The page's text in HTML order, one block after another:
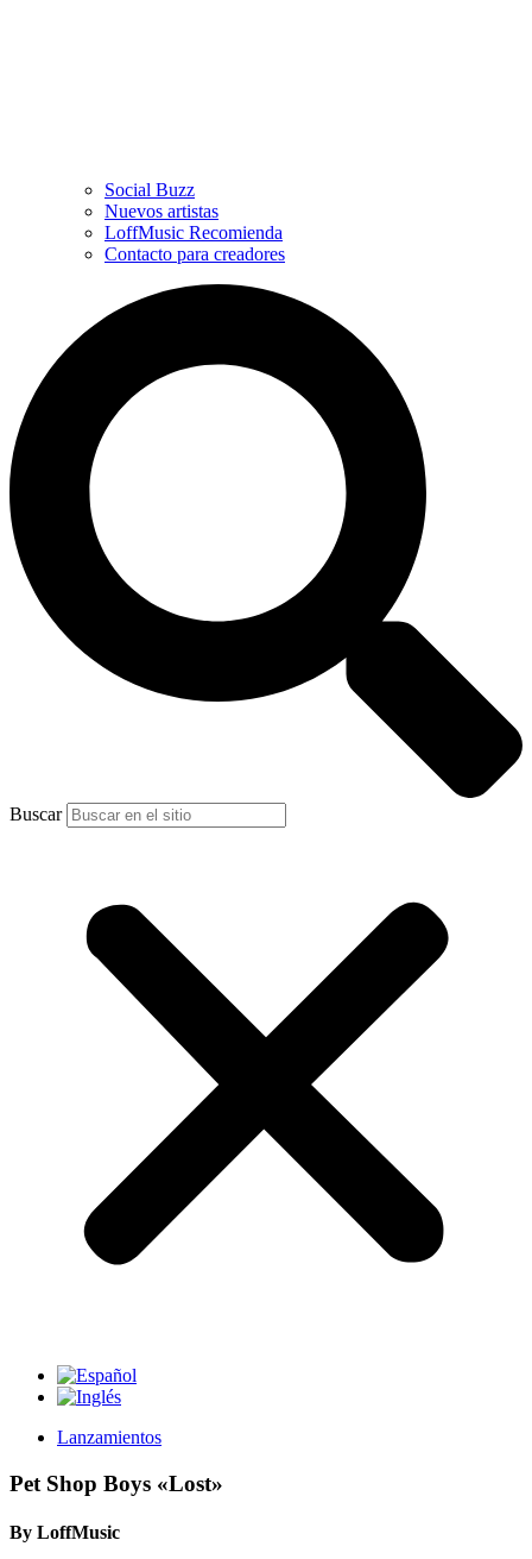
Social Buzz
Nuevos artistas
LoffMusic Recomienda
Contacto para creadores
Buscar
Lanzamientos
Pet Shop Boys «Lost»
By LoffMusic